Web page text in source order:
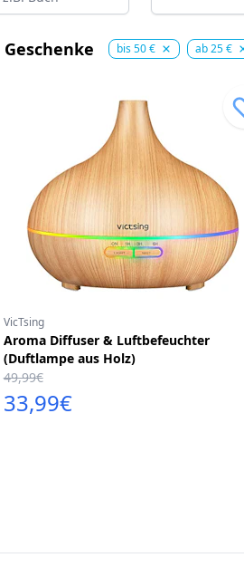
Geschenke bis 50 € ab 25 €
VicTsing
Aroma Diffuser & Luftbefeuchter
(Duftlampe aus Holz)
49,99€
33,99€